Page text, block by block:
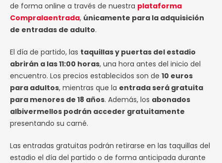
de forma online a través de nuestra plataforma
Compralaentrada, únicamente para la adquisición
de entradas de adulto.
El día de partido, las taquillas y puertas del estadio
abrirán a las 11:00 horas, una hora antes del inicio del
encuentro. Los precios establecidos son de 10 euros
para adultos, mientras que la entrada será gratuita
para menores de 18 años. Además, los abonados
albivermellos podrán acceder gratuitamente
presentando su carné.
Las entradas gratuitas podrán retirarse en las taquillas del
estadio el día del partido o de forma anticipada durante